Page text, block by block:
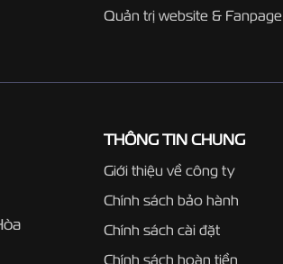
Quản trị website & Fanpage
THÔNG TIN CHUNG
Giới thiệu về công ty
Chính sách bảo hành
Chính sách cài đặt
Chính sách hoàn tiền